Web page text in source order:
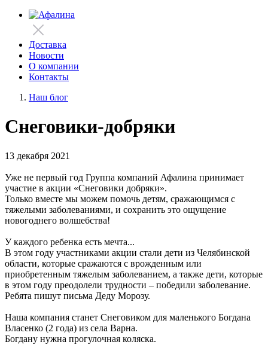
Доставка
Новости
О компании
Контакты
Наш блог
Снеговики-добряки
13 декабря 2021
Уже не первый год Группа компаний Афалина принимает
участие в акции «Снеговики добряки».
Только вместе мы можем помочь детям, сражающимся с
тяжелыми заболеваниями, и сохранить это ощущение
новогоднего волшебства!
У каждого ребенка есть мечта...
В этом году участниками акции стали дети из Челябинской
области, которые сражаются с врожденным или
приобретенным тяжелым заболеванием, а также дети, которые
в этом году преодолели трудности – победили заболевание.
Ребята пишут письма Деду Морозу.
Наша компания станет Снеговиком для маленького Богдана
Власенко (2 года) из села Варна.
Богдану нужна прогулочная коляска.